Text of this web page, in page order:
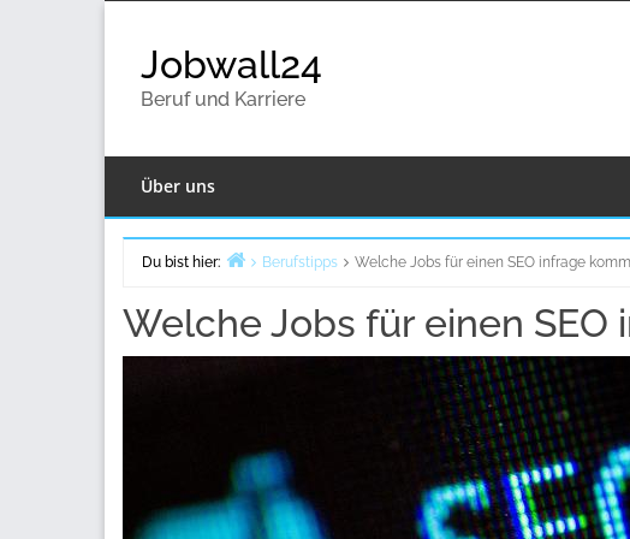
Jobwall24
Beruf und Karriere
Über uns
Du bist hier:
Berufstipps Welche Jobs für einen SEO infrage
Welche Jobs für einen SEO